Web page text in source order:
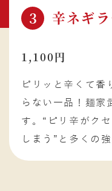
3 辛ネギ
1,100円
ピリッと辛くて香
らない一品！麺家
す。“ピリ辛がク
しまう”と多くの